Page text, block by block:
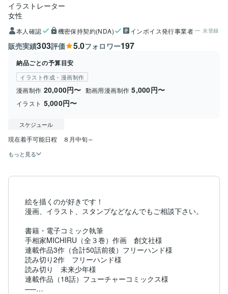
イラストレーター
女性
本人確認 機密保持契約(NDA) インボイス発行事業者 未登録
販売実績303評価 5.0フォロワー197
納品ごとの予算目安
イラスト作成・漫画制作
漫画制作 20,000円〜 動画用漫画制作 5,000円〜
イラスト 5,000円〜
スケジュール
現在着手可能日程　８月中旬～
もっと見る
絵を描くのが好きです！
漫画、イラスト、スタンプなどなんでもご相談下さい。
書籍・電子コミック執筆
手相家MICHIRU（全３巻）作画　創文社様
連載作品3作（合計50話前後）フリーハンド様
読み切り2作　フリーハンド様
読み切り　未来少年様
連載作品（18話）フューチャーコミックス様
—–